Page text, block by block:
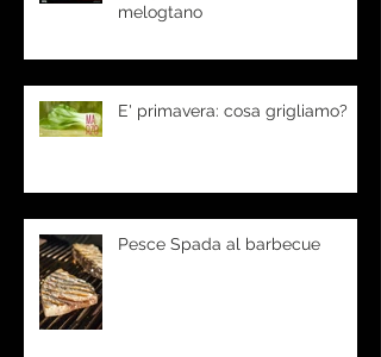
melogtano
E' primavera: cosa grigliamo?
Pesce Spada al barbecue